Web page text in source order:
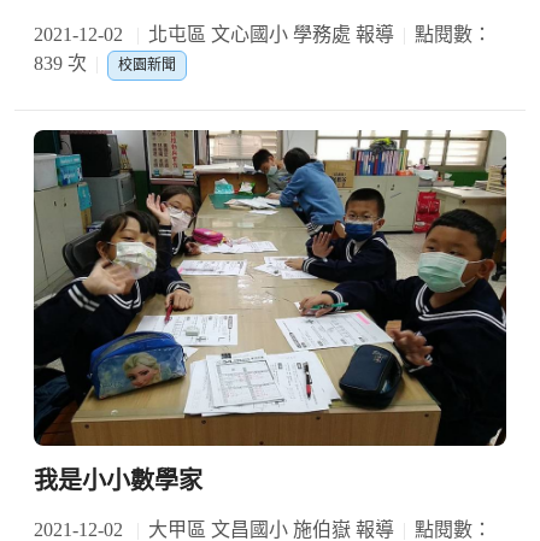
2021-12-02 北屯區 文心國小 學務處 報導
點閱數：
839 次
校園新聞
我是小小數學家
2021-12-02 大甲區 文昌國小 施伯嶽 報導
點閱數：